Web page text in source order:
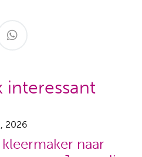
interessant
2026
kleermaker naar